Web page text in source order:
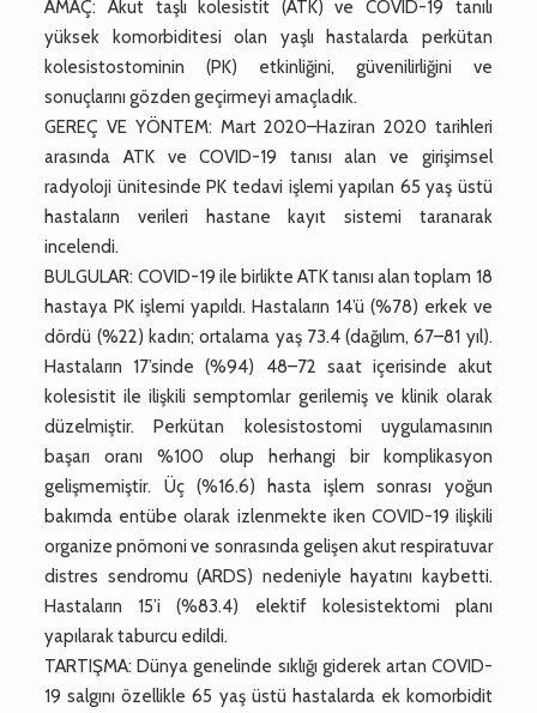
AMAÇ: Akut taşlı kolesistit (ATK) ve COVID-19 tanılı
yüksek komorbiditesi olan yaşlı hastalarda perkütan
kolesistostominin (PK) etkinliğini, güvenilirliğini ve
sonuçlarını gözden geçirmeyi amaçladık.
GEREÇ VE YÖNTEM: Mart 2020–Haziran 2020 tarihleri
arasında ATK ve COVID-19 tanısı alan ve girişimsel
radyoloji ünitesinde PK tedavi işlemi yapılan 65 yaş üstü
hastaların verileri hastane kayıt sistemi taranarak
incelendi.
BULGULAR: COVID-19 ile birlikte ATK tanısı alan toplam 18
hastaya PK işlemi yapıldı. Hastaların 14’ü (%78) erkek ve
dördü (%22) kadın; ortalama yaş 73.4 (dağılım, 67–81 yıl).
Hastaların 17’sinde (%94) 48–72 saat içerisinde akut
kolesistit ile ilişkili semptomlar gerilemiş ve klinik olarak
düzelmiştir. Perkütan kolesistostomi uygulamasının
başarı oranı %100 olup herhangi bir komplikasyon
gelişmemiştir. Üç (%16.6) hasta işlem sonrası yoğun
bakımda entübe olarak izlenmekte iken COVID-19 ilişkili
organize pnömoni ve sonrasında gelişen akut respiratuvar
distres sendromu (ARDS) nedeniyle hayatını kaybetti.
Hastaların 15’i (%83.4) elektif kolesistektomi planı
yapılarak taburcu edildi.
TARTIŞMA: Dünya genelinde sıklığı giderek artan COVID-
19 salgını özellikle 65 yaş üstü hastalarda ek komorbidit